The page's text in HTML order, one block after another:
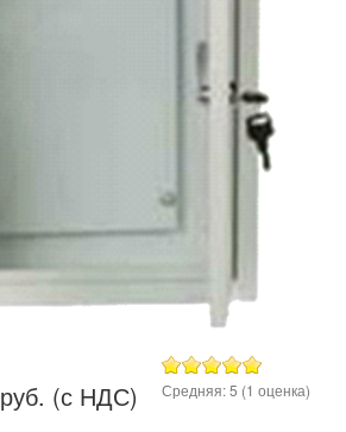
руб. (с НДС) Средняя:5 (1 оценка)